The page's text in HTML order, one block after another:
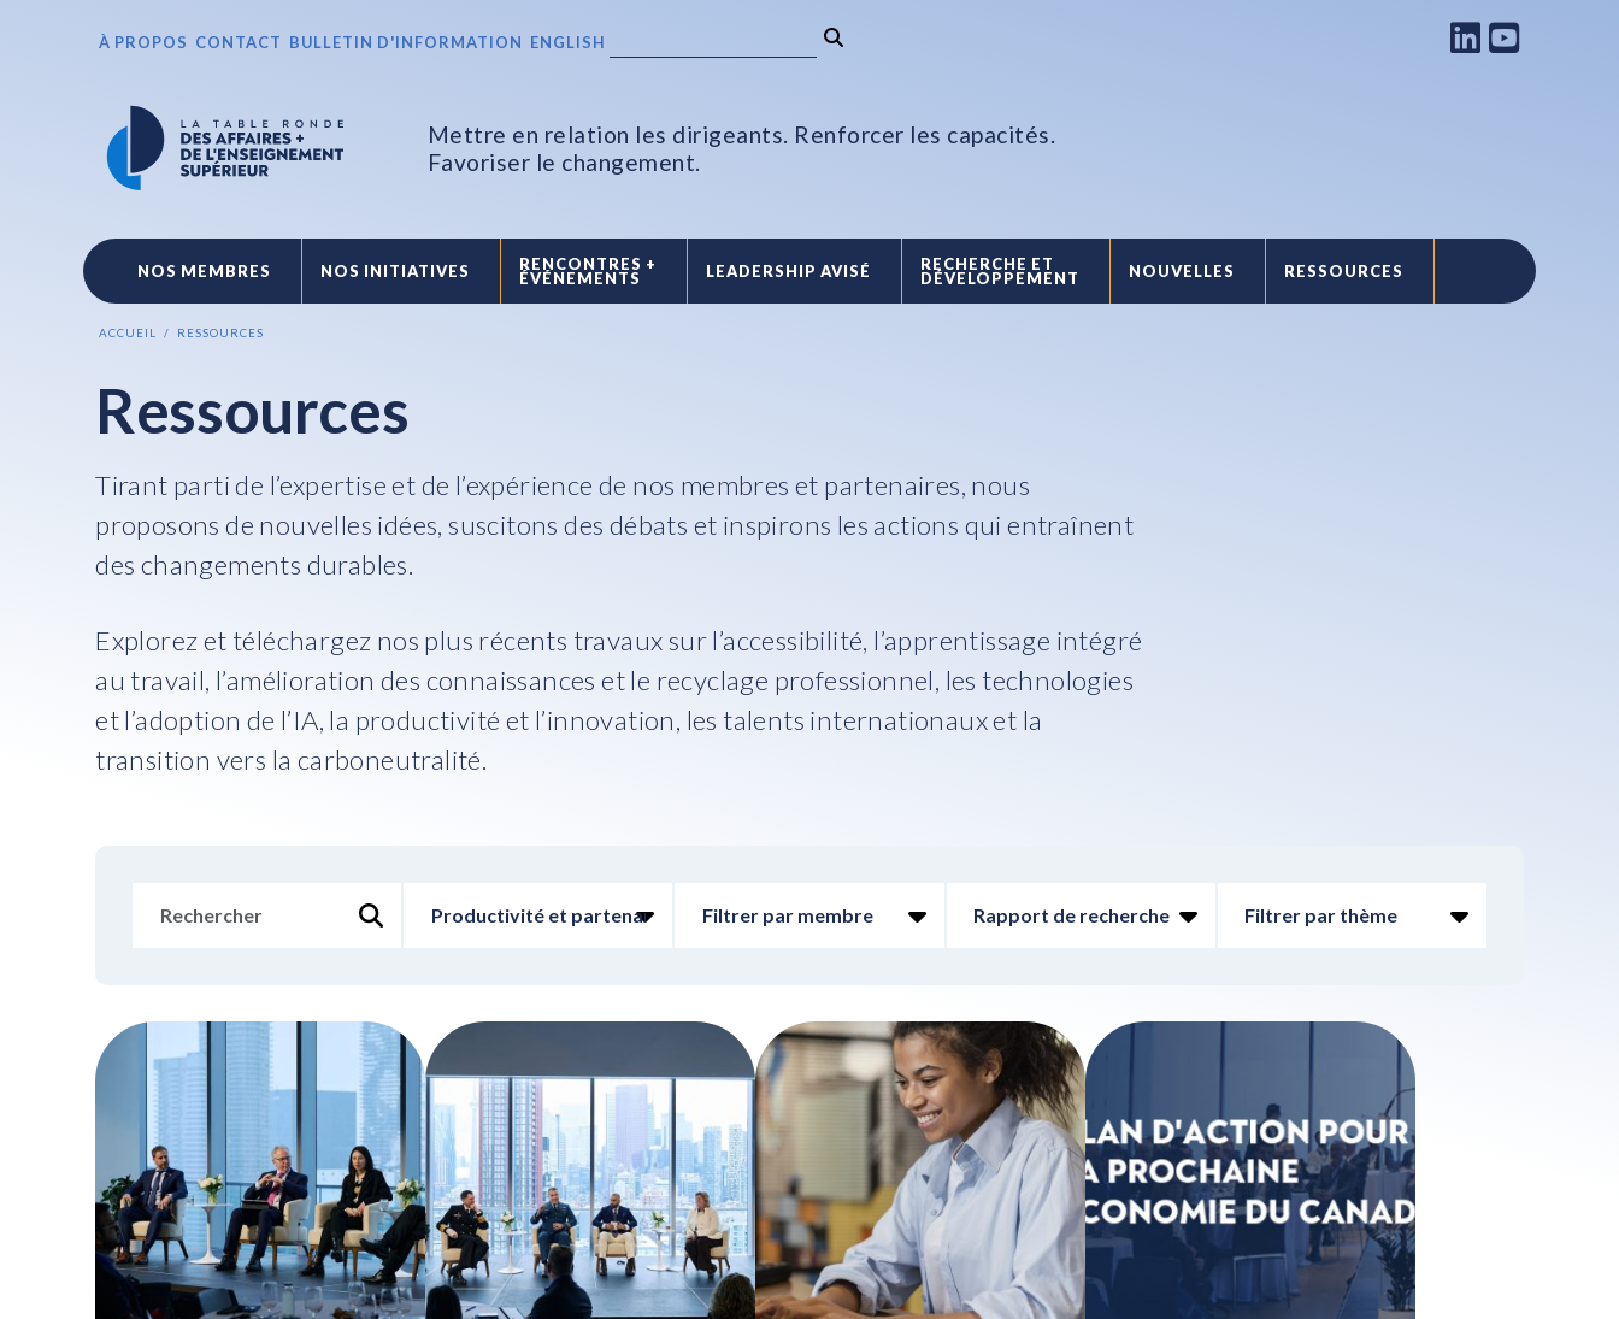
À PROPOS CONTACT BULLETIN D'INFORMATION ENGLISH
Mettre en relation les dirigeants. Renforcer les capacités.
Favoriser le changement.
NOS MEMBRES NOS INITIATIVES RENCONTRES +
ÉVÉNEMENTS LEADERSHIP AVISÉ RECHERCHE ET
DÉVELOPPEMENT NOUVELLES RESSOURCES
ACCUEIL RESSOURCES
Ressources
Tirant parti de l’expertise et de l’expérience de nos membres et partenaires, nous
proposons de nouvelles idées, suscitons des débats et inspirons les actions qui entraînent
des changements durables.
Explorez et téléchargez nos plus récents travaux sur l’accessibilité, l’apprentissage intégré
au travail, l’amélioration des connaissances et le recyclage professionnel, les technologies
et l’adoption de l’IA, la productivité et l’innovation, les talents internationaux et la
transition vers la carboneutralité.